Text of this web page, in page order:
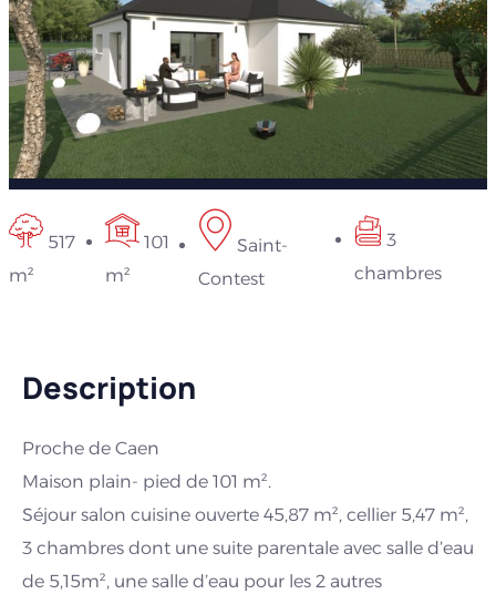
517
m²
101
m²
Saint-
Contest
3
chambres
Description
Proche de Caen
Maison plain- pied de 101 m².
Séjour salon cuisine ouverte 45,87 m², cellier 5,47 m²,
3 chambres dont une suite parentale avec salle d’eau
de 5,15m², une salle d’eau pour les 2 autres